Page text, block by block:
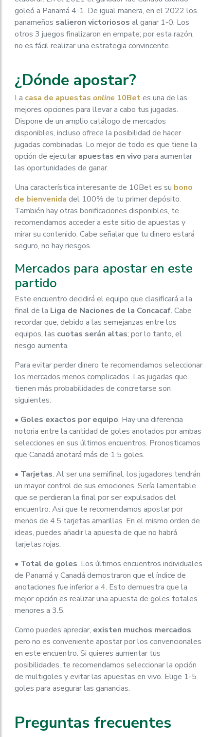
goleó a Panamá 4-1. De igual manera, en el 2022 los
panameños salieron victoriosos al ganar 1-0. Los
otros 3 juegos finalizaron en empate; por esta razón,
no es fácil realizar una estrategia convincente.
¿Dónde apostar?
La casa de apuestas online 10Betes una de las
mejores opciones para llevar a cabo tus jugadas.
Dispone de un amplio catálogo de mercados
disponibles, incluso ofrece la posibilidad de hacer
jugadas combinadas. Lo mejor de todo es que tiene la
opción de ejecutar apuestas en vivo para aumentar
las oportunidades de ganar.
Una característica interesante de 10Bet es su bono
de bienvenida del 100% de tu primer depósito.
También hay otras bonificaciones disponibles, te
recomendamos acceder a este sitio de apuestas y
mirar su contenido. Cabe señalar que tu dinero estará
seguro, no hay riesgos.
Mercados para apostar en este
partido
Este encuentro decidirá el equipo que clasificará a la
final de la Liga de Naciones de la Concacaf. Cabe
recordar que, debido a las semejanzas entre los
equipos, las cuotas serán altas; por lo tanto, el
riesgo aumenta.
Para evitar perder dinero te recomendamos seleccionar
los mercados menos complicados. Las jugadas que
tienen más probabilidades de concretarse son
siguientes:
• Goles exactos por equipo. Hay una diferencia
notoria entre la cantidad de goles anotados por ambas
selecciones en sus últimos encuentros. Pronosticamos
que Canadá anotará más de 1.5 goles.
• Tarjetas. Al ser una semifinal, los jugadores tendrán
un mayor control de sus emociones. Sería lamentable
que se perdieran la final por ser expulsados del
encuentro. Así que te recomendamos apostar por
menos de 4.5 tarjetas amarillas. En el mismo orden de
ideas, puedes añadir la apuesta de que no habrá
tarjetas rojas.
• Total de goles. Los últimos encuentros individuales
de Panamá y Canadá demostraron que el índice de
anotaciones fue inferior a 4. Esto demuestra que la
mejor opción es realizar una apuesta de goles totales
menores a 3.5.
Como puedes apreciar, existen muchos mercados,
pero no es conveniente apostar por los convencionales
en este encuentro. Si quieres aumentar tus
posibilidades, te recomendamos seleccionar la opción
de multigoles y evitar las apuestas en vivo. Elige 1-5
goles para asegurar las ganancias.
Preguntas frecuentes